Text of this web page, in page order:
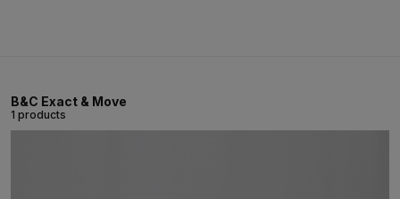
B&C Exact & Move
1 products